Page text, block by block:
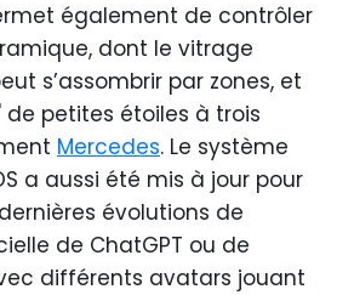
également de contrôler
dont le vitrage
s’assombrir par zones, et
de petites étoiles à trois
Mercedes. Le système
a aussi été mis à jour pour
évolutions de
de ChatGPT ou de
différents avatars jouant